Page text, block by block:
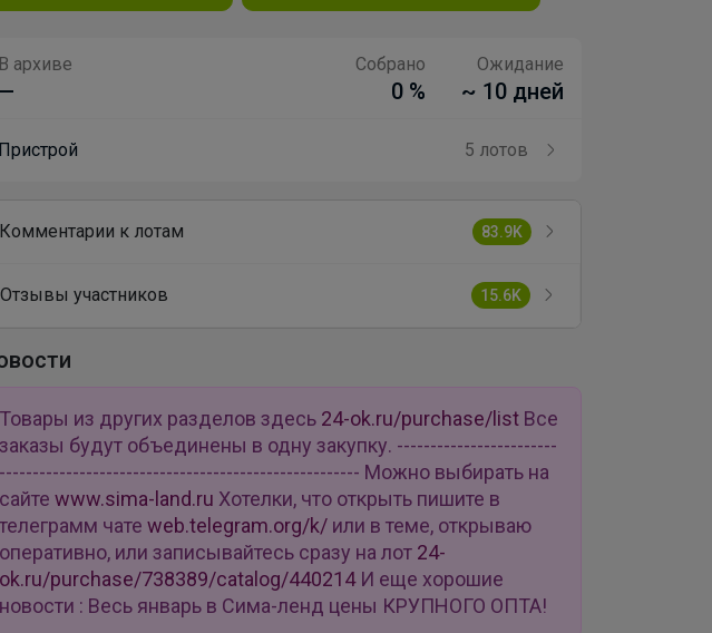
В архиве
—
Собрано
0 %
Ожидание
~ 10 дней
Пристрой 5 лотов
Комментарии к лотам 83.9K
Отзывы участников 15.6K
Товары из других разделов здесь 24-ok.ru/purchase/list Все
заказы будут объединены в одну закупку. ------------------------
------------------------------------------------------ Можно выбирать на
сайте www.sima-land.ru Хотелки, что открыть пишите в
телеграмм чате web.telegram.org/k/ или в теме, открываю
оперативно, или записывайтесь сразу на лот 24-
ok.ru/purchase/738389/catalog/440214И еще хорошие
новости : Весь январь в Сима-ленд цены КРУПНОГО ОПТА!